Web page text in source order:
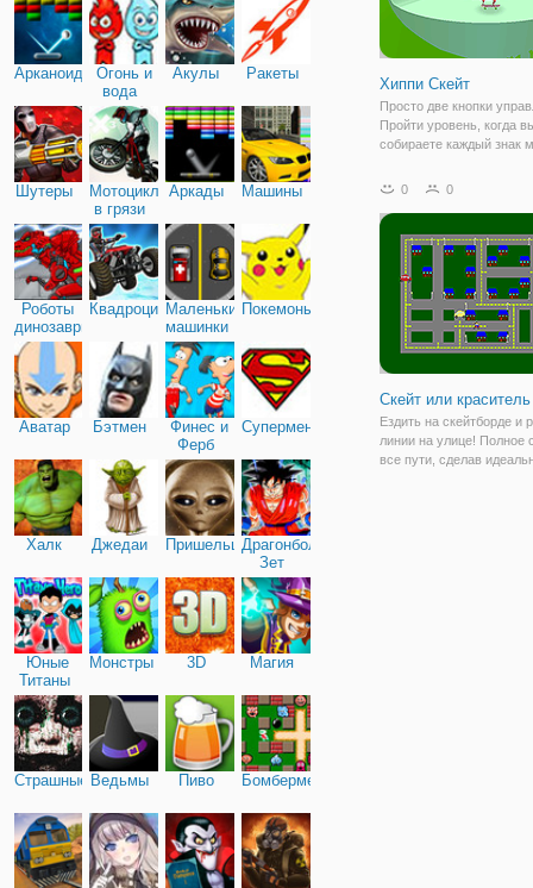
Арканоид
Огонь и
вода
Акулы Ракеты
Шутеры
Мотоциклы
в грязи
Аркады Машины
Роботы
динозавры
КвадроциклыМаленькие
машинки
Покемоны
Аватар Бэтмен
Финес и
Ферб
Супермен
Халк Джедаи ПришельцыДрагонболл
Зет
Юные
Титаны
Монстры 3D Магия
Страшные Ведьмы Пиво Бомбермен
Хиппи Скейт
Просто две кнопки
Пройти уровень, когда
собираете каждый знак
достижения! Нажмите
стрелку вниз, чтобы
Отпустите
0 0
Скейт или краситель
Ездить на скейтборде и
линии на улице! Полное
все пути, сделав